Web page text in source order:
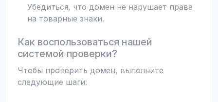
Убедиться, что домен не нарушает права
на товарные знаки.
Как воспользоваться нашей
системой проверки?
Чтобы проверить домен, выполните
следующие шаги: